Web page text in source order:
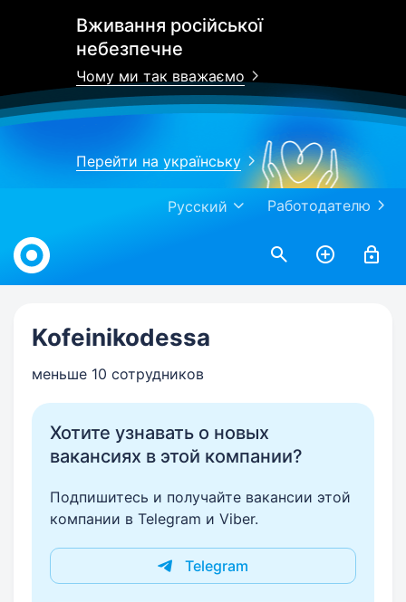
Вживання російської
небезпечне
Чому ми так вважаємо
Перейти на українську
Работодателю
Русский
Work.ua
Kofeinikodessa
меньше 10 сотрудников
Хотите узнавать о новых
вакансиях в этой компании?
Подпишитесь и получайте вакансии этой
компании в Telegram и Viber.
Telegram